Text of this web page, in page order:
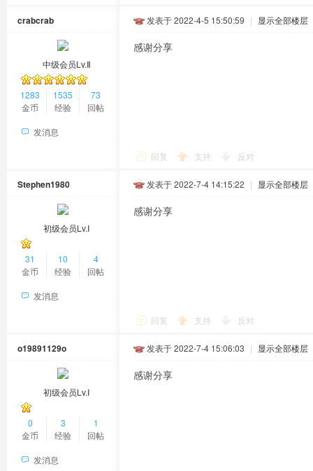
crabcrab
中级会员Lv.Ⅱ
1283
金币
1535
经验
73
回帖
发消息
发表于 2022-4-5 15:50:59 | 显示全部楼层
感谢分享
回复 支持 反对
Stephen1980
初级会员Lv.Ⅰ
31
金币
10
经验
4
回帖
发消息
发表于 2022-7-4 14:15:22 | 显示全部楼层
感谢分享
回复 支持 反对
o19891129o
初级会员Lv.Ⅰ
0
金币
3
经验
1
回帖
发消息
发表于 2022-7-4 15:06:03 | 显示全部楼层
感谢分享